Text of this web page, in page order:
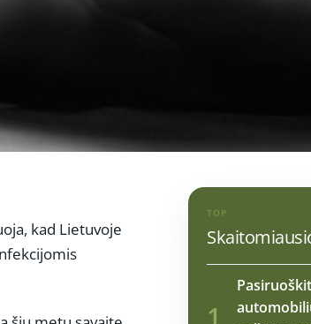
kad Lietuvoje
TOP
1